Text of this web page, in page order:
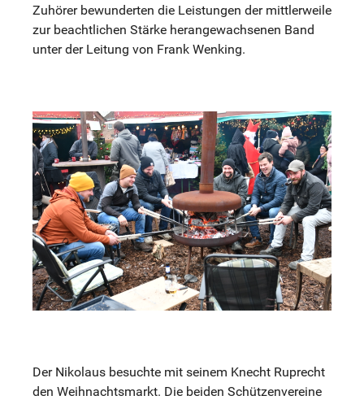
Zuhörer bewunderten die Leistungen der mittlerweile
zur beachtlichen Stärke herangewachsenen Band
unter der Leitung von Frank Wenking.
Der Nikolaus besuchte mit seinem Knecht Ruprecht
den Weihnachtsmarkt. Die beiden Schützenvereine